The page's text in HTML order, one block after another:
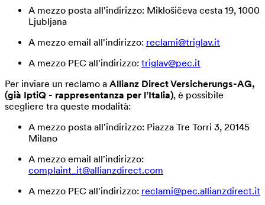
A mezzo posta all'indirizzo: Miklošičeva cesta 19, 1000
Ljubljana
A mezzo email all'indirizzo: reclami@triglav.it
A mezzo PEC all'indirizzo: triglav@pec.it
Per inviare un reclamo a Allianz Direct Versicherungs-AG,
(già IptiQ - rappresentanza per l’Italia), è possibile
scegliere tra queste modalità:
A mezzo posta all'indirizzo: Piazza Tre Torri 3, 20145
Milano
A mezzo email all'indirizzo:
complaint_it@allianzdirect.com
A mezzo PEC all'indirizzo: reclami@pec.allianzdirect.it